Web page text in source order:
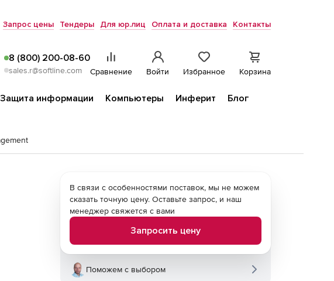
Запрос цены Тендеры Для юр.лиц Оплата и доставка Контакты
8 (800) 200-08-60
sales.r@softline.com Сравнение Войти Избранное Корзина
Защита информации Компьютеры Инферит
Блог
В связи с особенностями поставок, мы не можем
сказать точную цену. Оставьте запрос, и наш
менеджер свяжется с вами
Запросить цену
Поможем с выбором